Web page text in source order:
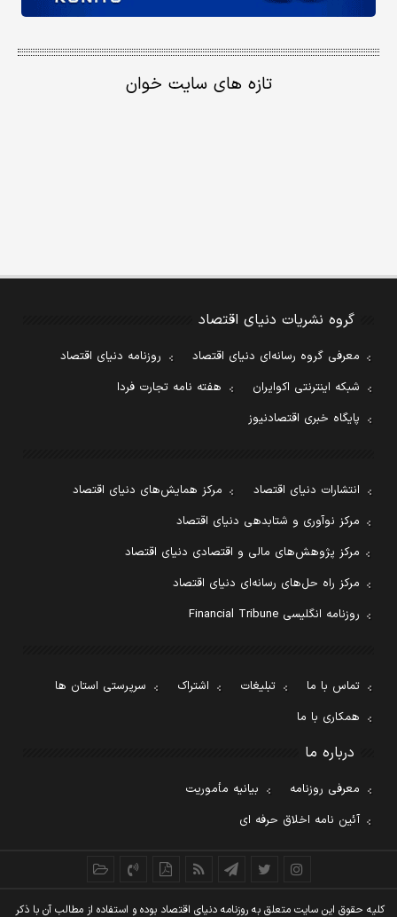
تازه های سایت خوان
گروه نشریات دنیای اقتصاد
معرفی گروه رسانه‌ای دنیای اقتصاد
روزنامه دنیای اقتصاد
شبکه اینترنتی اکوایران
هفته نامه تجارت فردا
پایگاه خبری اقتصادنیوز
انتشارات دنیای اقتصاد
مرکز همایش‌های دنیای اقتصاد
مرکز نوآوری و شتابدهی دنیای اقتصاد
مرکز پژوهش‌های مالی و اقتصادی دنیای اقتصاد
مرکز راه حل‌های رسانه‌ای دنیای اقتصاد
روزنامه انگلیسی Financial Tribune
تماس با ما تبلیغات اشتراک
سرپرستی استان ها
همکاری با ما
درباره ما
معرفی روزنامه
بیانیه مأموریت
آئین نامه اخلاق حرفه ای
کليه حقوق اين سايت متعلق به روزنامه دنيای اقتصاد بوده و استفاده از مطالب آن با ذکر